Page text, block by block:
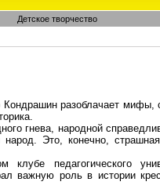
Детское творчество
Кондрашинразоблачает мифы,
гнева, народной
народ. Это, конечно,
педагогического
важную роль в истории